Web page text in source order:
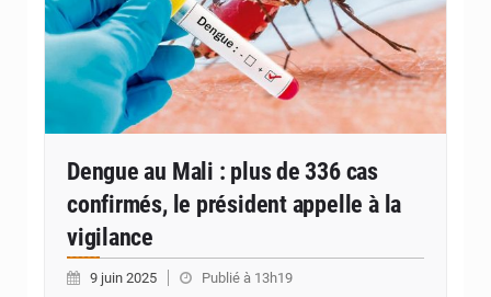
Dengue au Mali : plus de 336 cas
confirmés, le président appelle à la
vigilance
9 juin 2025 Publié à 13h19